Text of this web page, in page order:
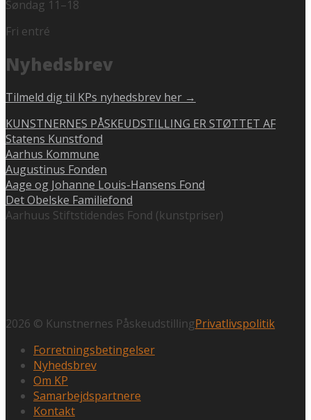
Søndag 11–18
Fri entré
Nyhedsbrev
Tilmeld dig til KPs nyhedsbrev her →
KUNSTNERNES PÅSKEUDSTILLING ER STØTTET AF
Statens Kunstfond
Aarhus Kommune
Augustinus Fonden
Aage og Johanne Louis-Hansens Fond
Det Obelske Familiefond
Aarhuus Stiftstidendes Fond (kunstpriser)
2026 © Kunstnernes PåskeudstillingPrivatlivspolitik
Forretningsbetingelser
Nyhedsbrev
Om KP
Samarbejdspartnere
Kontakt